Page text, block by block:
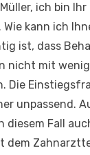
ich bin
kann ich
ist, dass
nicht mit
unpassend.
diesem Fall
dem